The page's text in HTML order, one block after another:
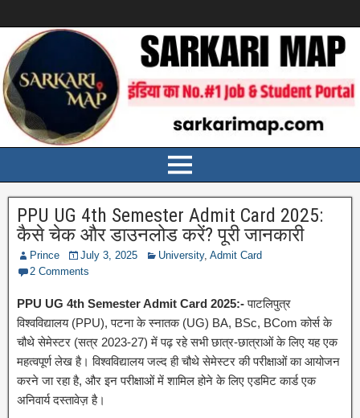
PPU UG 4th Semester Admit Card 2025:
कैसे चेक और डाउनलोड करें? पूरी जानकारी
Prince July 3, 2025 University, Admit Card
2 Comments
PPU UG 4th Semester Admit Card 2025:-पाटलिपुत्र
विश्वविद्यालय (PPU), पटना के स्नातक (UG) BA, BSc, BCom कोर्स के
चौथे सेमेस्टर (सत्र 2023-27) में पढ़ रहे सभी छात्र-छात्राओं के लिए यह एक
महत्वपूर्ण लेख है। विश्वविद्यालय जल्द ही चौथे सेमेस्टर की परीक्षाओं का आयोजन
करने जा रहा है, और इन परीक्षाओं में शामिल होने के लिए एडमिट कार्ड एक
अनिवार्य दस्तावेज़ है।